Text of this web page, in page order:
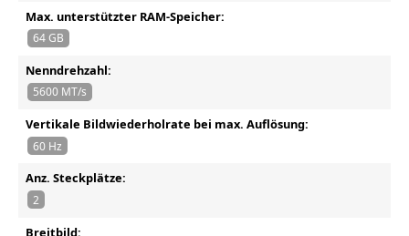
Max. unterstützter RAM-Speicher:
64 GB
Nenndrehzahl:
5600 MT/s
Vertikale Bildwiederholrate bei max. Auflösung:
60 Hz
Anz. Steckplätze:
2
Breitbild: